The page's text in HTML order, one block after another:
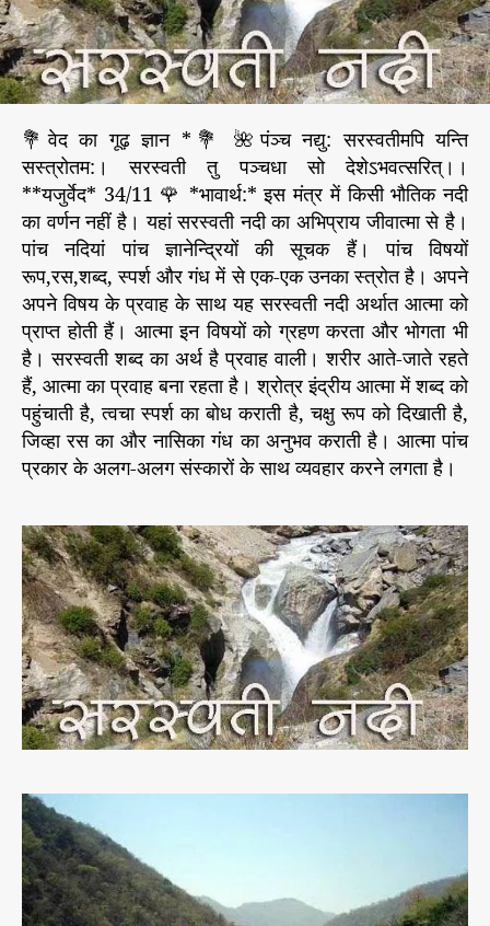
r
र
स्व
ती
में
ल
ने
वा
ली
पां
न
दि
यां
💐वेद का गूढ़ ज्ञान *💐 🌺पंञ्च नद्यु: सरस्वतीमपि यन्ति
सस्त्रोतम:। सरस्वती तु पञ्चधा सो देशेऽभवत्सरित्‌।।
**यजुर्वेद* 34/11 🌹 *भावार्थ:* इस मंत्र में किसी भौतिक नदी
का वर्णन नहीं है। यहां सरस्वती नदी का अभिप्राय जीवात्मा से है।
पांच नदियां पांच ज्ञानेन्द्रियों की सूचक हैं। पांच विषयों
रूप,रस,शब्द, स्पर्श और गंध में से एक-एक उनका स्त्रोत है। अपने
अपने विषय के प्रवाह के साथ यह सरस्वती नदी अर्थात आत्मा को
प्राप्त होती हैं। आत्मा इन विषयों को ग्रहण करता और भोगता भी
है। सरस्वती शब्द का अर्थ है प्रवाह वाली। शरीर आते-जाते रहते
हैं, आत्मा का प्रवाह बना रहता है। श्रोत्र इंद्रीय आत्मा में शब्द को
पहुंचाती है, त्वचा स्पर्श का बोध कराती है, चक्षु रूप को दिखाती है,
जिव्हा रस का और नासिका गंध का अनुभव कराती है। आत्मा पांच
प्रकार के अलग-अलग संस्कारों के साथ व्यवहार करने लगता है।